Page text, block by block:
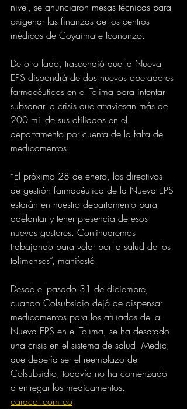
nivel, se anunciaron mesas técnicas para
oxigenar las finanzas de los centros
médicos de Coyaima e Icononzo.
De otro lado, trascendió que la Nueva
EPS dispondrá de dos nuevos operadores
farmacéuticos en el Tolima para intentar
subsanar la crisis que atraviesan más de
200 mil de sus afiliados en el
departamento por cuenta de la falta de
medicamentos.
“El próximo 28 de enero, los directivos
de gestión farmacéutica de la Nueva EPS
estarán en nuestro departamento para
adelantar y tener presencia de esos
nuevos gestores. Continuaremos
trabajando para velar por la salud de los
tolimenses”, manifestó.
Desde el pasado 31 de diciembre,
cuando Colsubsidio dejó de dispensar
medicamentos para los afiliados de la
Nueva EPS en el Tolima, se ha desatado
una crisis en el sistema de salud. Medic,
que debería ser el reemplazo de
Colsubsidio, todavía no ha comenzado
a entregar los medicamentos.
caracol.com.co